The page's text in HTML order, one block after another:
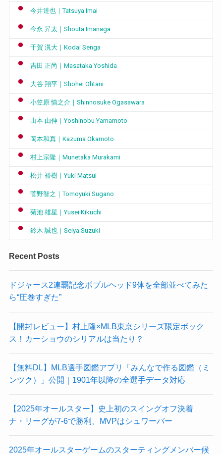
今井達也｜Tatsuya Imai
今永 昇太｜Shouta Imanaga
千賀 滉大｜Kodai Senga
吉田 正尚｜Masataka Yoshida
大谷 翔平｜Shohei Ohtani
小笠原 慎之介｜Shinnosuke Ogasawara
山本 由伸｜Yoshinobu Yamamoto
岡本和真｜Kazuma Okamoto
村上宗隆｜Munetaka Murakami
松井 裕樹｜Yuki Matsui
菅野智之｜Tomoyuki Sugano
菊池 雄星｜Yusei Kikuchi
鈴木 誠也｜Seiya Suzuki
Recent Posts
ドジャース2連覇記念ボブルヘッド9体を全部並べてみた
ら“圧巻すぎた”
【開封レビュー】村上隆×MLB東京シリーズ限定ボック
ス！カーショウのシリアルは当たり？
【無料DL】MLB選手図鑑アプリ「みんなで作る図鑑（ミ
ンツク）」公開｜1901年以降の全選手データ対応
【2025年オールスター】史上初のスイングオフ決着
ナ・リーグが7-6で勝利、MVPはシュワーバー
2025年オールスターゲームのスターティングメンバー候